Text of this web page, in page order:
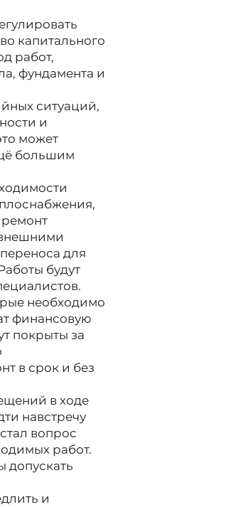
капитального
работ,
фундамента и
ситуаций,
и
может
большим
для
будут
необходимо
финансовую
покрыты за
в срок и без
в ходе
навстречу
вопрос
работ.
допускать
и